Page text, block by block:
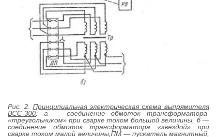
Рис. 2. Принципиальная электрическая схема выпрямителя
ВСС-300: а — соединение обмоток трансформатора
«треугольником» при сварке током большой величины, б —
соединение обмоток трансформатора «звездой» при
сварке током малой величины,ПМ — пускатель магнитный,